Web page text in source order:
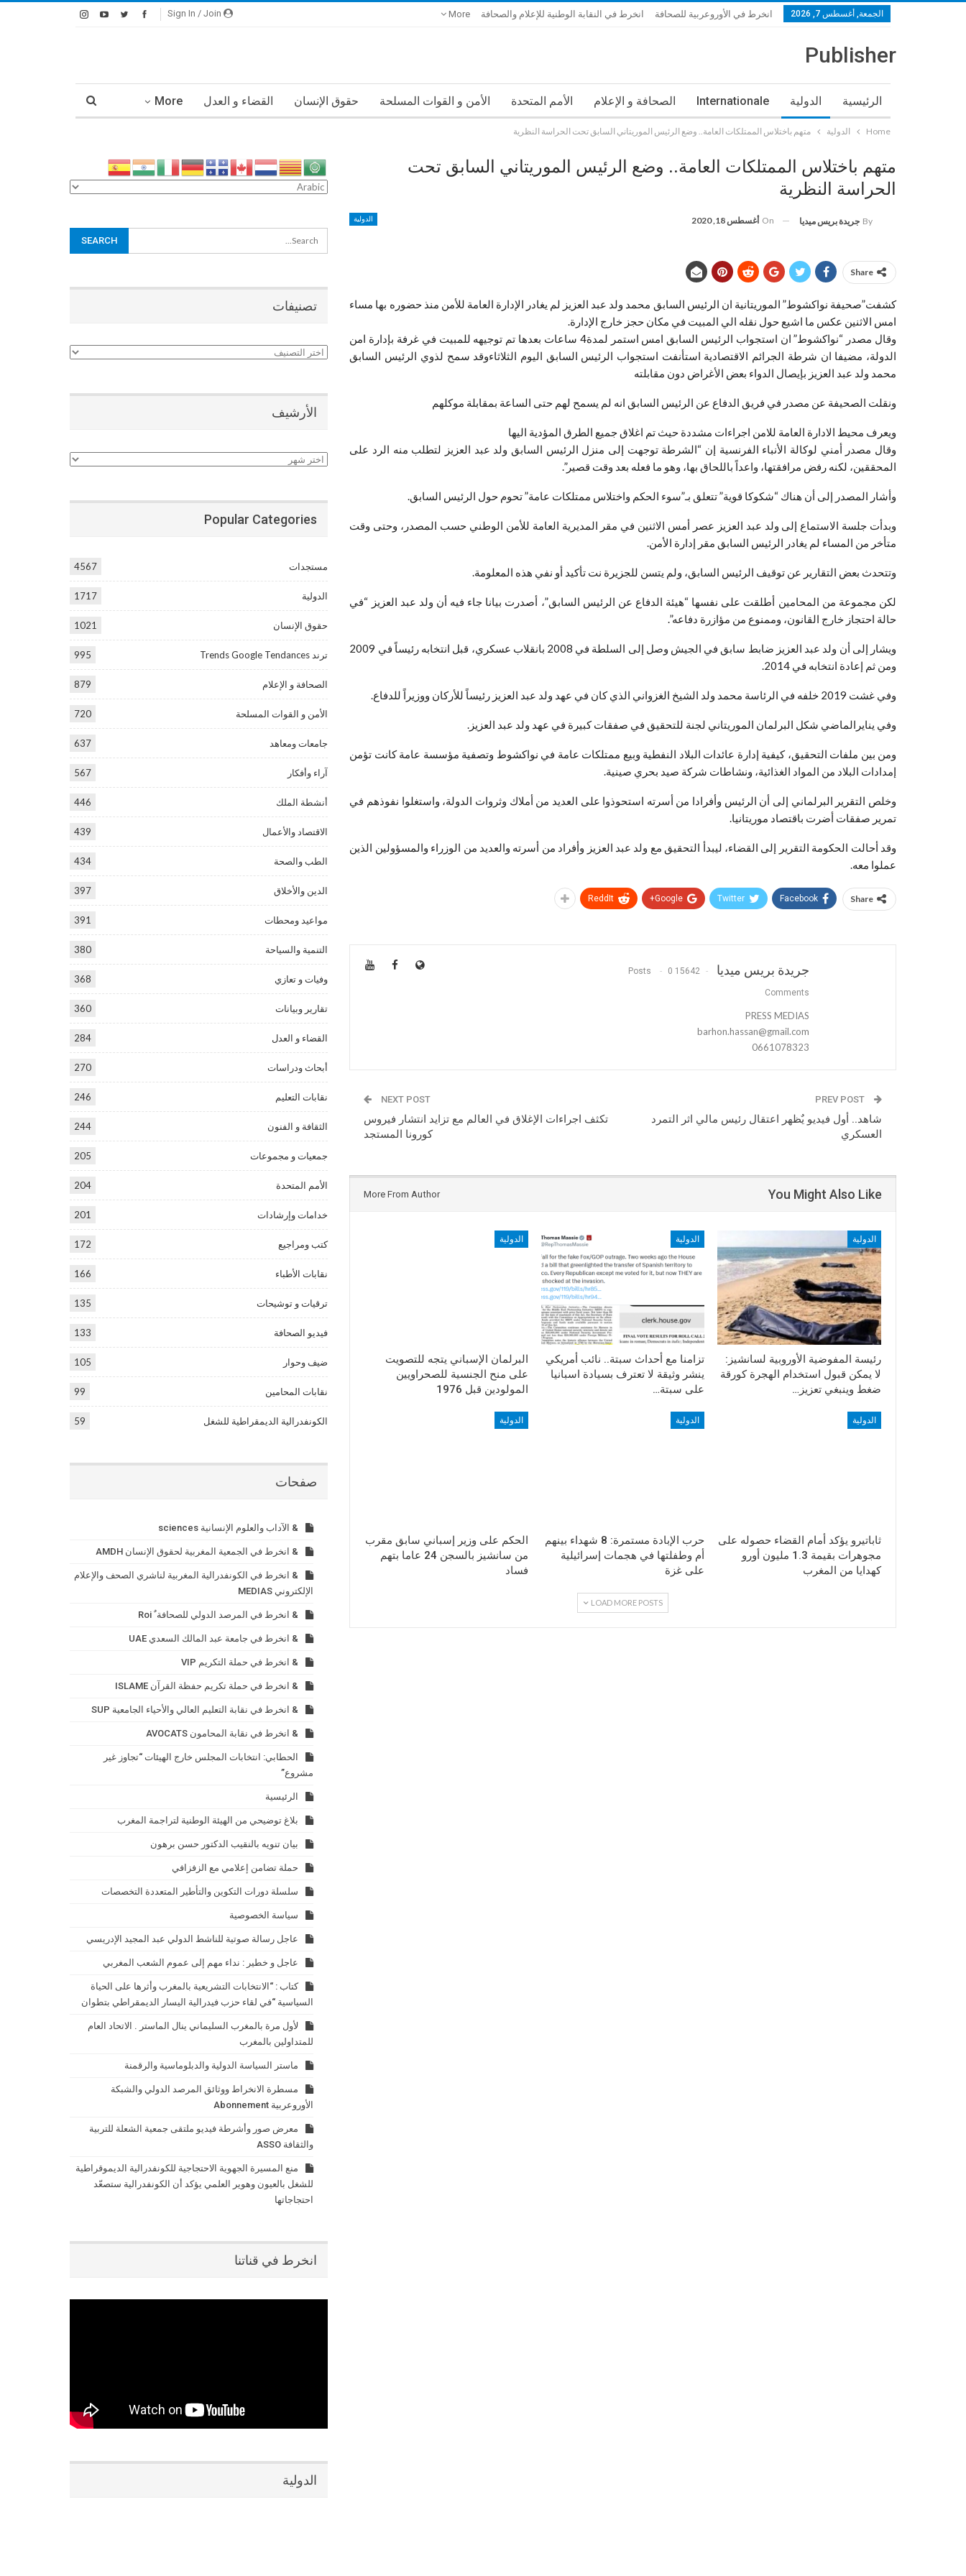
الجمعة, أغسطس 7, 2026 انخرط في الأوروعربية للصحافة انخرط في النقابة الوطنية للإعلام والصحافة More
Publisher
الرئيسية الدولية Internationale الصحافة و الإعلام الأمم المتحدة الأمن و القوات المسلحة حقوق الإنسان القضاء و العدل More
Home الدولية متهم باختلاس الممتلكات العامة.. وضع الرئيس الموريتاني السابق تحت الحراسة النظرية
متهم باختلاس الممتلكات العامة.. وضع الرئيس الموريتاني السابق تحت
الحراسة النظرية
الدولية By جريدة بريس ميديا On أغسطس 18, 2020
Share
كشفت”صحيفة نواكشوط” الموريتانية ان الرئيس السابق محمد ولد عبد العزيز لم يغادر الإدارة العامة للأمن منذ حضوره بها مساء
امس الاثنين عكس ما اشيع حول نقله الي المبيت في مكان حجز خارج الإدارة.
وقال مصدر “نواكشوط” ان استجواب الرئيس السابق امس استمر لمدة4 ساعات بعدها تم توجيهه للمبيت في غرفة بإدارة امن
الدولة، مضيفا ان شرطة الجرائم الاقتصادية استأنفت استجواب الرئيس السابق اليوم الثلاثاءوقد سمح لذوي الرئيس السابق
محمد ولد عبد العزيز بإيصال الدواء بعض الأغراض دون مقابلته
ونقلت الصحيفة عن مصدر في فريق الدفاع عن الرئيس السابق انه لم يسمح لهم حتى الساعة بمقابلة موكلهم
ويعرف محيط الادارة العامة للامن اجراءات مشددة حيث تم اغلاق جميع الطرق المؤدية اليها
وقال مصدر أمني لوكالة الأنباء الفرنسية إن “الشرطة توجهت إلى منزل الرئيس السابق ولد عبد العزيز لتطلب منه الرد على
المحققين، لكنه رفض مرافقتها، واعداً باللحاق بها، وهو ما فعله بعد وقت قصير”.
وأشار المصدر إلى أن هناك “شكوكا قوية” تتعلق بـ”سوء الحكم واختلاس ممتلكات عامة” تحوم حول الرئيس السابق.
وبدأت جلسة الاستماع إلى ولد عبد العزيز عصر أمس الاثنين في مقر المديرية العامة للأمن الوطني حسب المصدر، وحتى وقت
متأخر من المساء لم يغادر الرئيس السابق مقر إدارة الأمن.
وتتحدث بعض التقارير عن توقيف الرئيس السابق، ولم يتسن للجزيرة نت تأكيد أو نفي هذه المعلومة.
لكن مجموعة من المحامين أطلقت على نفسها “هيئة الدفاع عن الرئيس السابق”، أصدرت بيانا جاء فيه أن ولد عبد العزيز “في
حالة احتجاز خارج القانون، وممنوع من مؤازرة دفاعه”.
ويشار إلى أن ولد عبد العزيز ضابط سابق في الجيش وصل إلى السلطة في 2008 بانقلاب عسكري، قبل انتخابه رئيساً في 2009
ومن ثم إعادة انتخابه في 2014.
وفي غشت 2019 خلفه في الرئاسة محمد ولد الشيخ الغزواني الذي كان في عهد ولد عبد العزيز رئيساً للأركان ووزيراً للدفاع.
وفي ينايرالماضي شكل البرلمان الموريتاني لجنة للتحقيق في صفقات كبيرة في عهد ولد عبد العزيز.
ومن بين ملفات التحقيق، كيفية إدارة عائدات البلاد النفطية وبيع ممتلكات عامة في نواكشوط وتصفية مؤسسة عامة كانت تؤمن
إمدادات البلاد من المواد الغذائية، ونشاطات شركة صيد بحري صينية.
وخلص التقرير البرلماني إلى أن الرئيس وأفرادا من أسرته استحوذوا على العديد من أملاك وثروات الدولة، واستغلوا نفوذهم في
تمرير صفقات أضرت باقتصاد موريتانيا.
وقد أحالت الحكومة التقرير إلى القضاء، ليبدأ التحقيق مع ولد عبد العزيز وأفراد من أسرته والعديد من الوزراء والمسؤولين الذين
عملوا معه.
Share
Facebook
Twitter
Google+
ReddIt
جريدة بريس ميديا 15642 Posts
0
Comments
PRESS MEDIAS
barhon.hassan@gmail.com
0661078323
شاهد.. أول فيديو يٌظهر اعتقال رئيس مالي اثر التمرد
العسكري
NEXT POST
تكثف اجراءات الإغلاق في العالم مع تزايد انتشار فيروس
كورونا المستجد
You Might Also Like
More From Author
الدولية
رئيسة المفوضية الأوروبية لسانشيز:
لا يمكن قبول استخدام الهجرة كورقة
ضغط وينبغي تعزيز…
الدولية
تزامنا مع أحداث سبتة.. نائب أمريكي
ينشر وثيقة لا تعترف بسيادة اسبانيا
على سبتة…
الدولية
البرلمان الإسباني يتجه للتصويت
على منح الجنسية للصحراويين
المولودين قبل 1976
الدولية
ثاباتيرو يؤكد أمام القضاء حصوله على
مجوهرات بقيمة 1.3 مليون أورو
كهدايا من المغرب
الدولية
حرب الإبادة مستمرة: 8 شهداء بينهم
أم وطفلتها في هجمات إسرائيلية
على غزة
الدولية
الحكم على وزير إسباني سابق مقرب
من سانشيز بالسجن 24 عاما بتهم
فساد
LOAD MORE POSTS
تصنيفات
تصنيفات
الأرشيف
الأرشيف
Popular Categories
مستجدات 4567
الدولية 1717
حقوق الإنسان 1021
ترند Trends Google Tendances 995
الصحافة و الإعلام 879
الأمن و القوات المسلحة 720
جامعات ومعاهد 637
آراء وأفكار 567
أنشطة الملك 446
الاقتصاد والأعمال 439
الطب والصحة 434
الدين والأخلاق 397
مواعيد ومحطات 391
التنمية والسياحة 380
وفيات و تعازي 368
تقارير وبيانات 360
القضاء و العدل 284
أبحاث ودراسات 270
نقابات التعليم 246
الثقافة و الفنون 244
جمعيات و مجموعات 205
الأمم المتحدة 204
خدامات وإرشادات 201
كتب ومراجيع 172
نقابات الأطباء 166
ترقيات و توشيحات 135
فيديو الصحافة 133
ضيف وحوار 105
نقابات المحامين 99
الكونفدرالية الديمقراطية للشغل 59
صفحات
& الآداب والعلوم الإنسانية sciences
& انخرط في الجمعية المغربية لحقوق الإنسان AMDH
& انخرط في الكونفدرالية المغربية لناشري الصحف والإعلام
الإلكتروني MEDIAS
& انخرط في المرصد الدولي للصحافة ٌ Roi
& انخرط في جامعة عبد المالك السعدي UAE
& انخرط في حملة التكريم VIP
& انخرط في حملة تكريم حفظة القرآن ISLAME
& انخرط في نقابة التعليم العالي والأحياء الجامعية SUP
& انخرط في نقابة المحامون AVOCATS
الحطابي: انتخابات المجلس خارج الهيئات “تجاوز غير
مشروع”
الرئيسية
بلاغ توضيحي من الهيئة الوطنية لتراجمة المغرب
بيان تنويه بالنقيب الدكتور حسن برهون
حملة تضامن إعلامي مع الزفزافي
سلسلة دورات التكوين والتأطير المتعددة التخصصات
سياسة الخصوصية
عاجل رسالة صوتية للناشط الدولي عبد المجيد الإدريسي
عاجل و خطير : نداء مهم إلى عموم الشعب المغربي
كتاب : “الانتخابات التشريعية بالمغرب وأثرها على الحياة
السياسية “في لقاء حزب فيدرالية اليسار الديمقراطي بتطوان
لأول مرة بالمغرب السليماني ينال الماستر . الاتحاد العام
للمتداولين بالمغرب
ماستر السياسة الدولية والدبلوماسية والرقمنة
مسطرة الانخراط ووثائق المرصد الدولي والشبكة
الأوروعربية Abonnement
معرض صور وأشرطة فيديو ملتقى جمعية الشعلة للتربية
والثقافة ASSO
منع المسيرة الجهوية الاحتجاجية للكونفدرالية الديموقراطية
للشغل بالعيون وهوير العلمي يؤكد أن الكونفدرالية ستصعّد
احتجاجاتها
انخرط في قناتنا
الدولية